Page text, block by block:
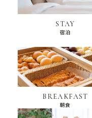
STAY
宿泊
BREAKFAST
朝食